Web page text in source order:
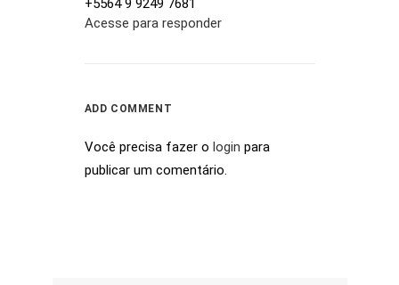
+5564 9 9249 7681
Acesse para responder
ADD COMMENT
Você precisa fazer o login para
publicar um comentário.